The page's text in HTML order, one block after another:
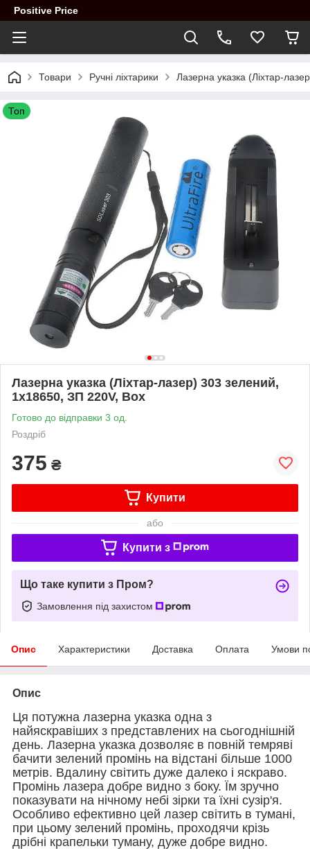
Positive Price
Товари Ручні ліхтарики Лазерна указка (Ліхтар-
Топ
Лазерна указка (Ліхтар-лазер) 303 зелений,
1x18650, ЗП 220V, Box
Готово до відправки 3 од.
Роздріб
375 ₴
Купити
або
Купити з
Що таке купити з Пром?
Замовлення під захистом
Опис Характеристики Доставка Оплата Умови
Опис
Ця потужна лазерна указка одна з
найяскравіших з представлених на сьогоднішній
день. Лазерна указка дозволяє в повній темряві
бачити зелений промінь на відстані більше 1000
метрів. Вдалину світить дуже далеко і яскраво.
Промінь лазера добре видно з боку. Їм зручно
показувати на нічному небі зірки та їхні сузір'я.
Особливо ефективно цей лазер світить в тумані,
при цьому зелений промінь, проходячи крізь
дрібні крапельки туману, дуже добре видно.